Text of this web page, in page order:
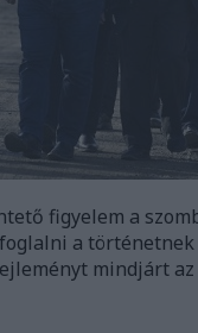
figyelem a
a
mindjárt